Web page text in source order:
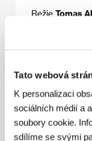
Tato webová
K personalizaci
sociálních médií a
soubory cookie.
sdílíme se svými
Režie Tomas
Robert
Martin Luuk,
Television
Nordisk Film
Inde, Andres
Henrik
Bjork, Iwa
Filmindustri,